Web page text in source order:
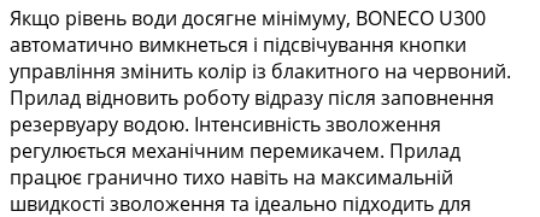
Якщо рівень води досягне мінімуму, BONECO U300
автоматично вимкнеться і підсвічування кнопки
управління змінить колір із блакитного на червоний.
Прилад відновить роботу відразу після заповнення
резервуару водою. Інтенсивність зволоження
регулюється механічним перемикачем. Прилад
працює гранично тихо навіть на максимальній
швидкості зволоження та ідеально підходить для